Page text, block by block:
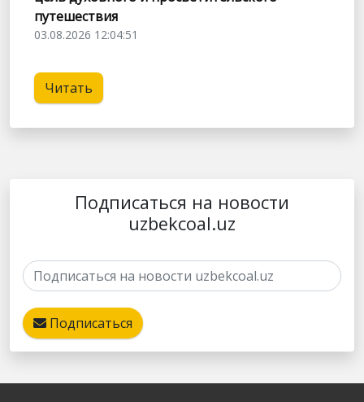
путешествия
03.08.2026 12:04:51
Читать
Подписаться на новости
uzbekcoal.uz
Подписаться